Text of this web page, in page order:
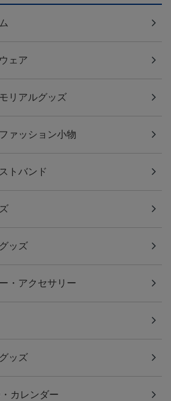
ェア
リアルグッズ
ァッション小物
トバンド
ッズ
・アクセサリー
ッズ
カレンダー